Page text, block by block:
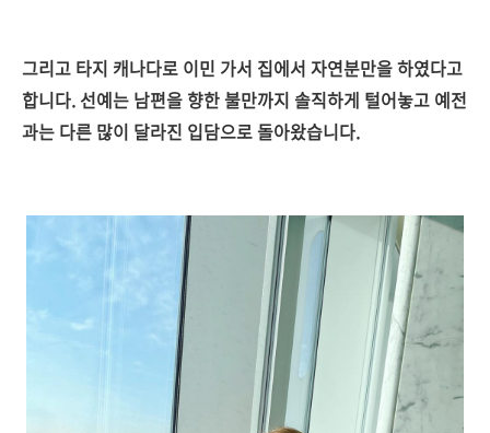
그리고 타지 캐나다로 이민 가서 집에서 자연분만을 하였다고
합니다. 선예는 남편을 향한 불만까지 솔직하게 털어놓고 예전
과는 다른 많이 달라진 입담으로 돌아왔습니다.